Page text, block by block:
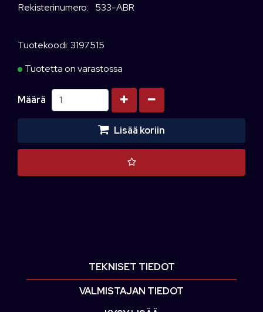
Rekisterinumero: 533-ABR
Tuotekoodi: 3197515
Tuotetta on varastossa
Määrä Kasvata määrää
Vähennä määrää
Lisää koriin
TEKNISET TIEDOT
VALMISTAJAN TIEDOT